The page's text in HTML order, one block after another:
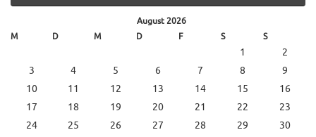
August 2026
M
D M D F S S
1
2
3
4 5 6 7 8
9
10
11 12 13 14 15
16
17
18 19 20 21 22
23
24
25 26 27 28 29
30